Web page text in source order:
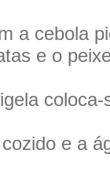
a cebola
e o
e a